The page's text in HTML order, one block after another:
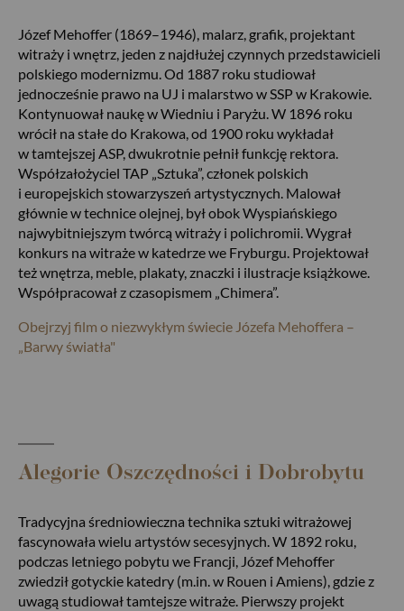
Józef Mehoffer (1869–1946), malarz, grafik, projektant
witraży i wnętrz, jeden z najdłużej czynnych przedstawicieli
polskiego modernizmu. Od 1887 roku studiował
jednocześnie prawo na UJ i malarstwo w SSP w Krakowie.
Kontynuował naukę w Wiedniu i Paryżu. W 1896 roku
wrócił na stałe do Krakowa, od 1900 roku wykładał
w tamtejszej ASP, dwukrotnie pełnił funkcję rektora.
Współzałożyciel TAP „Sztuka”, członek polskich
i europejskich stowarzyszeń artystycznych. Malował
głównie w technice olejnej, był obok Wyspiańskiego
najwybitniejszym twórcą witraży i polichromii. Wygrał
konkurs na witraże w katedrze we Fryburgu. Projektował
też wnętrza, meble, plakaty, znaczki i ilustracje książkowe.
Współpracował z czasopismem „Chimera”.
Obejrzyj film o niezwykłym świecie Józefa Mehoffera –
„Barwy światła"
Alegorie Oszczędności i Dobrobytu
Tradycyjna średniowieczna technika sztuki witrażowej
fascynowała wielu artystów secesyjnych. W 1892 roku,
podczas letniego pobytu we Francji, Józef Mehoffer
zwiedził gotyckie katedry (m.in. w Rouen i Amiens), gdzie z
uwagą studiował tamtejsze witraże. Pierwszy projekt